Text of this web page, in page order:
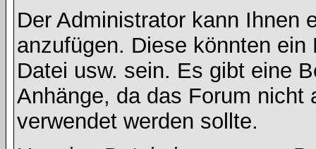
Der Administrator kann Ihnen
anzufügen. Diese könnten
Datei usw. sein. Es gibt eine
Anhänge, da das Forum nicht
verwendet werden sollte.